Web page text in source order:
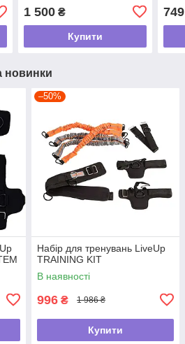
1 500₴
Купити
749
новинки
–50%
Набір для тренувань LiveUp
TRAINING KIT
В наявності
996 ₴ 1 986 ₴
Купити